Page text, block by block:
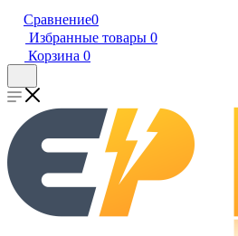
Сравнение0
Избранные товары 0
Корзина 0